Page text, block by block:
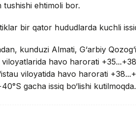
tushishi ehtimoli bor.
bir qator hududlarda kuchli
kunduzi Almati, G‘arbiy
havo harorati
viloyatida havo harorati
gacha issiq bo‘lishi kutilmoqda.